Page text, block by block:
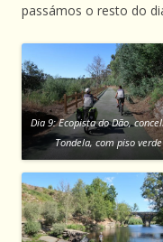
passámos o resto do
Dia 9: Ecopista do Dão,
Tondela, com piso verde